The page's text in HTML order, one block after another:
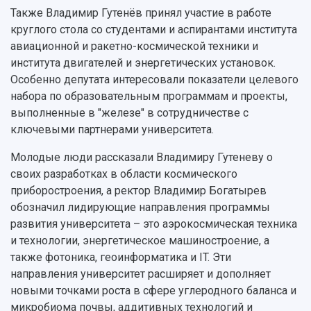
Музеи
Учебный аэродром
Центр истории авиационных двигателей
Ботанический сад
Умный дом бабочек
Международный межвузовский кампус
Сведения об образовательной организации
Официальные документы
Отчеты о проведенных конференциях
Также Владимир Гутенёв принял участие в работе
круглого стола со студентами и аспирантами института
авиационной и ракетно-космической техники и
института двигателей и энергетических установок.
Особенно депутата интересовали показатели целевого
набора по образовательным программам и проекты,
выполненные в "железе" в сотрудничестве с
ключевыми партнерами университета.
Молодые люди рассказали Владимиру Гутеневу о
своих разработках в области космического
приборостроения, а ректор Владимир Богатырев
обозначил лидирующие направления программы
развития университета – это аэрокосмическая техника
и технологии, энергетическое машиностроение, а
также фотоника, геоинформатика и IT. Эти
направления университет расширяет и дополняет
новыми точками роста в сфере углеродного баланса и
микробиома почвы, аддитивных технологий и